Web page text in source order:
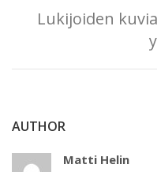
Lukijoiden
AUTHOR
Matti Helin